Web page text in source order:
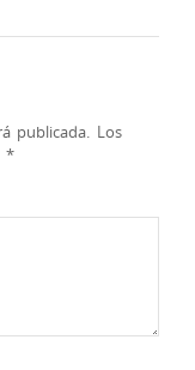
publicada. Los
*